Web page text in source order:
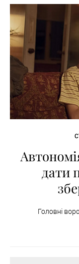
дати
Головні